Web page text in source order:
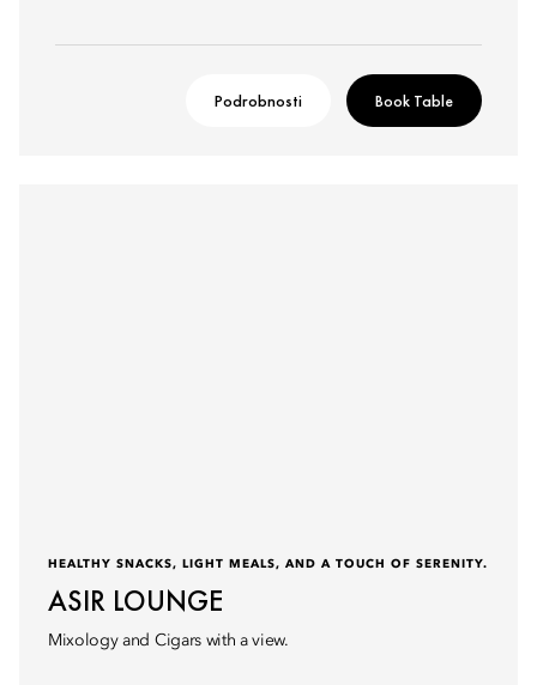
Podrobnosti Book Table
HEALTHY SNACKS, LIGHT MEALS, AND A TOUCH OF SERENITY.
ASIR LOUNGE
Mixology and Cigars with a view.